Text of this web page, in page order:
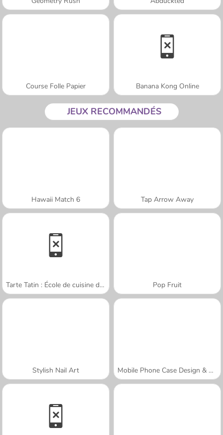
Course Folle Papier Banana Kong Online
JEUX RECOMMANDÉS
Hawaii Match 6 Tap Arrow Away
Tarte Tatin : École de cuisine de Sara Pop Fruit
Stylish Nail Art Mobile Phone Case Design & DIY